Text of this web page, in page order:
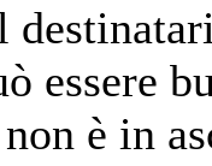
essere
è in